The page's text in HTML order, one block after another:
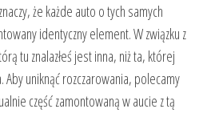
że każde auto o tych samych
identyczny element. W związku z
tu znalazłeś jest inna, niż ta, której
uniknąć rozczarowania, polecamy
część zamontowaną w aucie z tą